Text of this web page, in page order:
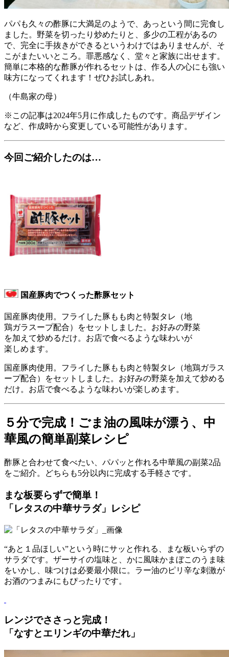
パパも久々の酢豚に大満足のようで、あっという間に完食し
ました。野菜を切ったり炒めたりと、多少の工程があるの
で、完全に手抜きができるというわけではありませんが、そ
こがまたいいところ。罪悪感なく、堂々と家族に出せます。
簡単に本格的な酢豚が作れるセットは、作る人の心にも強い
味方になってくれます！ぜひお試しあれ。
（牛島家の母）
※この記事は2024年5月に作成したものです。商品デザイン
など、作成時から変更している可能性があります。
今回ご紹介したのは…
国産豚肉でつくった酢豚セット
国産豚肉使用。フライした豚もも肉と特製タレ（地
鶏ガラスープ配合）をセットしました。お好みの野菜
を加えて炒めるだけ。お店で食べるような味わいが
楽しめます。
国産豚肉使用。フライした豚もも肉と特製タレ（地鶏ガラス
ープ配合）をセットしました。お好みの野菜を加えて炒める
だけ。お店で食べるような味わいが楽しめます。
５分で完成！ごま油の風味が漂う、中
華風の簡単副菜レシピ
酢豚と合わせて食べたい、パパッと作れる中華風の副菜2品
をご紹介。どちらも5分以内に完成する手軽さです。
まな板要らずで簡単！
「レタスの中華サラダ」レシピ
“あと１品ほしい”という時にサッと作れる、まな板いらずの
サラダです。ザーサイの塩味と、かに風味かまぼこのうま味
をいかし、味つけは必要最小限に。ラー油のピリ辛な刺激が
お酒のつまみにもぴったりです。
レンジでささっと完成！
「なすとエリンギの中華だれ」